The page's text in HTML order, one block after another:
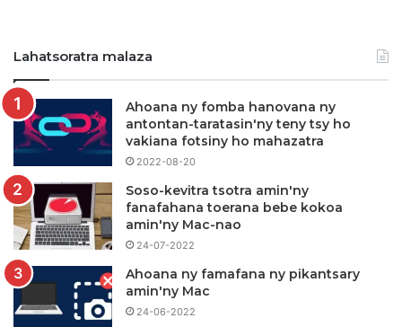
Lahatsoratra malaza
Ahoana ny fomba hanovana ny
antontan-taratasin'ny teny tsy ho
vakiana fotsiny ho mahazatra
2022-08-20
Soso-kevitra tsotra amin'ny
fanafahana toerana bebe kokoa
amin'ny Mac-nao
24-07-2022
Ahoana ny famafana ny pikantsary
amin'ny Mac
24-06-2022